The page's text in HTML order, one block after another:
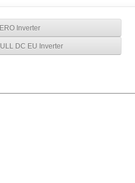
Inverter
DC EU Inverter